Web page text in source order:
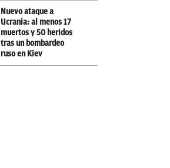
Nuevo ataque a
Ucrania: al menos 17
muertos y 50 heridos
tras un bombardeo
ruso en Kiev